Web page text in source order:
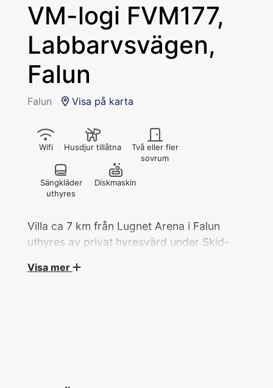
VM-logi FVM177,
Labbarvsvägen,
Falun
Falun Visa på karta
Wifi Husdjur tillåtna
Två eller fler
sovrum
Sängkläder
uthyres
Diskmaskin
Villa ca 7 km från Lugnet Arena i Falun
uthyres av privat hyresvärd under Skid-
Visa mer